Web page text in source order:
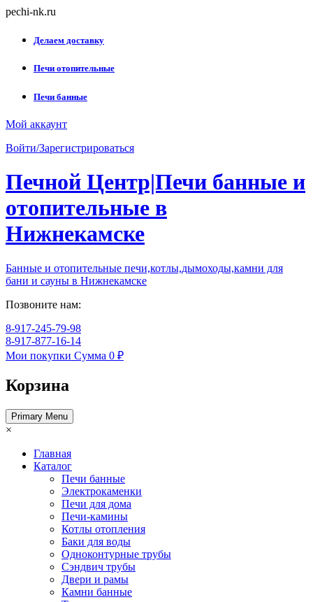
Skip
content
pechi-nk.ru
Делаем доставку
Печи отопительные
Печи банные
Мой аккаунт
Войти/Зарегистрироваться
Печной Центр|Печи банные и
отопительные в
Нижнекамске
Банные и отопительные печи,котлы,дымоходы,камни для
бани и сауны в Нижнекамске
Позвоните нам:
8-917-245-79-98
8-917-877-16-14
Мои покупки Сумма 0 ₽
Корзина
Primary Menu
×
Главная
Каталог
Печи банные
Электрокаменки
Печи для дома
Печи-камины
Котлы отопления
Баки для воды
Одноконтурные трубы
Сэндвич трубы
Двери и рамы
Камни банные